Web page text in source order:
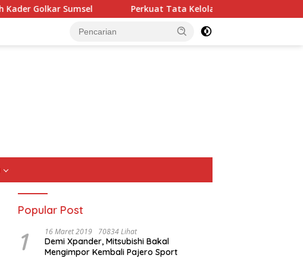
Perkuat Tata Kelola Keuangan Negara, BPN Merangin dan BRI
Popular Post
1 16 Maret 2019 70834 Lihat
Demi Xpander, Mitsubishi Bakal
Mengimpor Kembali Pajero Sport